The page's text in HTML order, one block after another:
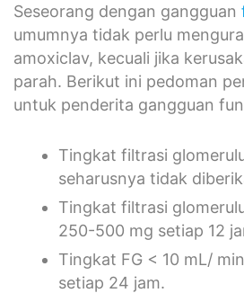
Seseorang dengan gangguan
umumnya tidak perlu
amoxiclav, kecuali jika
parah. Berikut ini pedoman
untuk penderita gangguan
Tingkat filtrasi
seharusnya tidak
Tingkat filtrasi
250-500 mg setiap 12
Tingkat FG < 10 mL/
setiap 24 jam.